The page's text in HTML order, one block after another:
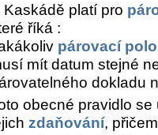
Kaskádě platí pro
říká :
párovací
mít datum stejné
dokladu
obecné pravidlo
zdaňování,